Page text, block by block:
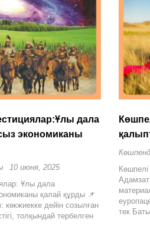
дала
экономиканы
10 июня, 2025
Ұлы дала
қалай құрды 📌
көкжиекке дейін созылған
толқындай тербелген
Адамзат
тек